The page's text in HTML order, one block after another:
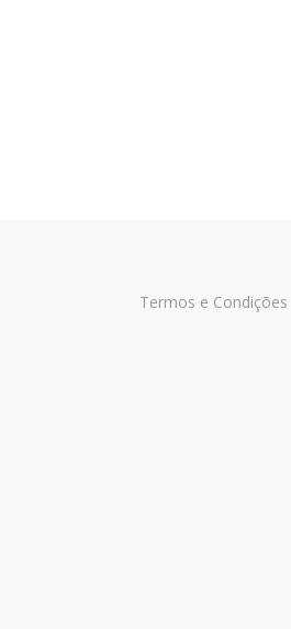
Termos e Condições